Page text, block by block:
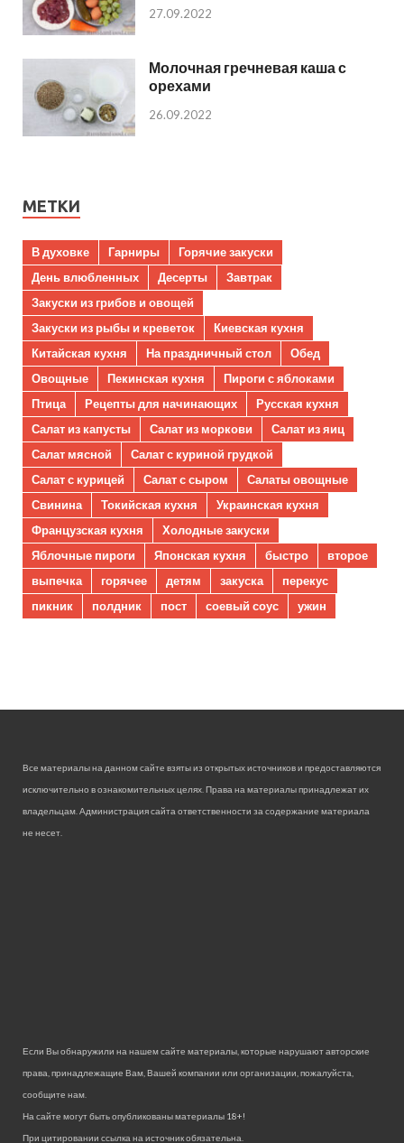
27.09.2022
Молочная гречневая каша с
орехами
26.09.2022
МЕТКИ
В духовке Гарниры
Горячие закуски
День влюбленных
Десерты
Завтрак
Закуски из грибов и овощей
Закуски из рыбы и креветок
Киевская кухня
Китайская кухня
На праздничный стол
Обед
Овощные
Пекинская кухня
Пироги с яблоками
Птица
Рецепты для начинающих
Русская кухня
Салат из капусты
Салат из моркови
Салат из яиц
Салат мясной
Салат с куриной грудкой
Салат с курицей
Салат с сыром
Салаты овощные
Свинина
Токийская кухня
Украинская кухня
Французская кухня
Холодные закуски
Яблочные пироги
Японская кухня быстро
второе
выпечка
горячее детям закуска
перекус
пикник
полдник пост соевый соус ужин
Все материалы на данном сайте взяты из открытых источников и предоставляются
исключительно в ознакомительных целях. Права на материалы принадлежат их
владельцам. Администрация сайта ответственности за содержание материала
не несет.
Если Вы обнаружили на нашем сайте материалы, которые нарушают авторские
права, принадлежащие Вам, Вашей компании или организации, пожалуйста,
сообщите нам.
На сайте могут быть опубликованы материалы 18+!
При цитировании ссылка на источник обязательна.